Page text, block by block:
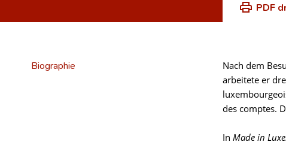
PDF
Biographie
Nach dem
arbeitete er
des comptes.
In Made in